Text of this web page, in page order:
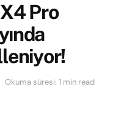
Pro
Okuma süresi: 1 min read